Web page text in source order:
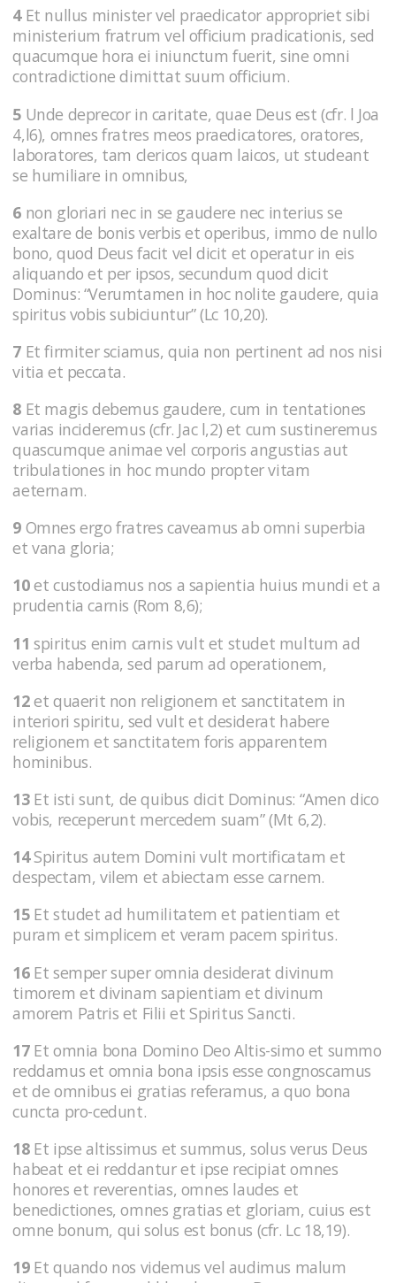
4Et nullus minister vel praedicator appropriet sibi
ministerium fratrum vel officium pradicationis, sed
quacumque hora ei iniunctum fuerit, sine omni
contradictione dimittat suum officium.
5 Unde deprecor in caritate, quae Deus est (cfr. l Joa
4,l6), omnes fratres meos praedicatores, oratores,
laboratores, tam clericos quam laicos, ut studeant
se humiliare in omnibus,
6 non gloriari nec in se gaudere nec interius se
exaltare de bonis verbis et operibus, immo de nullo
bono, quod Deus facit vel dicit et operatur in eis
aliquando et per ipsos, secundum quod dicit
Dominus: “Verumtamen in hoc nolite gaudere, quia
spiritus vobis subiciuntur” (Lc 10,20).
7 Et firmiter sciamus, quia non pertinent ad nos nisi
vitia et peccata.
8 Et magis debemus gaudere, cum in tentationes
varias incideremus (cfr. Jac l,2) et cum sustineremus
quascumque animae vel corporis angustias aut
tribulationes in hoc mundo propter vitam
aeternam.
9 Omnes ergo fratres caveamus ab omni superbia
et vana gloria;
10et custodiamus nos a sapientia huius mundi et a
prudentia carnis (Rom 8,6);
11 spiritus enim carnis vult et studet multum ad
verba habenda, sed parum ad operationem,
12et quaerit non religionem et sanctitatem in
interiori spiritu, sed vult et desiderat habere
religionem et sanctitatem foris apparentem
hominibus.
13Et isti sunt, de quibus dicit Dominus: “Amen dico
vobis, receperunt mercedem suam” (Mt 6,2).
14Spiritus autem Domini vult mortificatam et
despectam, vilem et abiectam esse carnem.
15Et studet ad humilitatem et patientiam et
puram et simplicem et veram pacem spiritus.
16Et semper super omnia desiderat divinum
timorem et divinam sapientiam et divinum
amorem Patris et Filii et Spiritus Sancti.
17Et omnia bona Domino Deo Altis-simo et summo
reddamus et omnia bona ipsis esse congnoscamus
et de omnibus ei gratias referamus, a quo bona
cuncta pro-cedunt.
18Et ipse altissimus et summus, solus verus Deus
habeat et ei reddantur et ipse recipiat omnes
honores et reverentias, omnes laudes et
benedictiones, omnes gratias et gloriam, cuius est
omne bonum, qui solus est bonus (cfr. Lc 18,19).
19Et quando nos videmus vel audimus malum